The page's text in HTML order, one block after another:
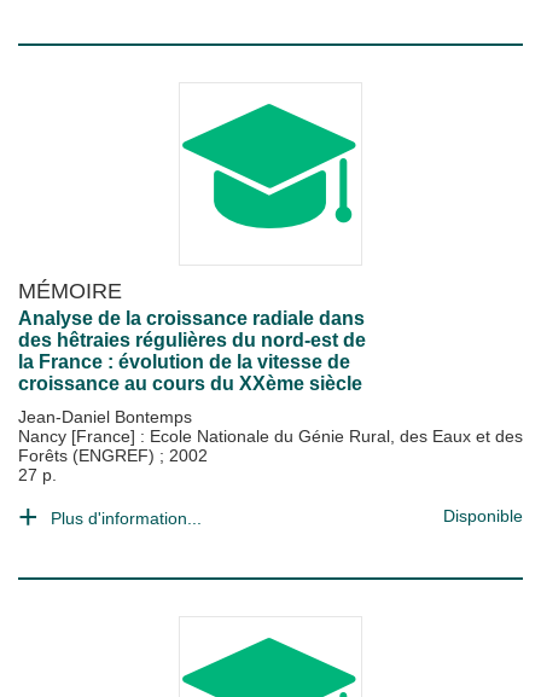
MÉMOIRE
Analyse de la croissance radiale dans
des hêtraies régulières du nord-est de
la France : évolution de la vitesse de
croissance au cours du XXème siècle
Jean-Daniel Bontemps
Nancy [France] : Ecole Nationale du Génie Rural, des Eaux et des
Forêts (ENGREF) ; 2002
27 p.
Plus d'information... Disponible